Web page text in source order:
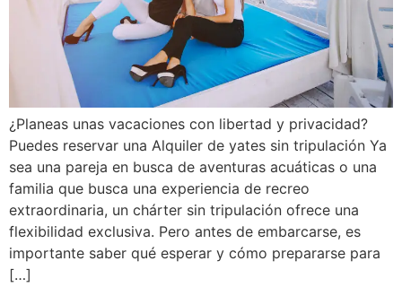
¿Planeas unas vacaciones con libertad y privacidad?
Puedes reservar una Alquiler de yates sin tripulación Ya
sea una pareja en busca de aventuras acuáticas o una
familia que busca una experiencia de recreo
extraordinaria, un chárter sin tripulación ofrece una
flexibilidad exclusiva. Pero antes de embarcarse, es
importante saber qué esperar y cómo prepararse para
[…]